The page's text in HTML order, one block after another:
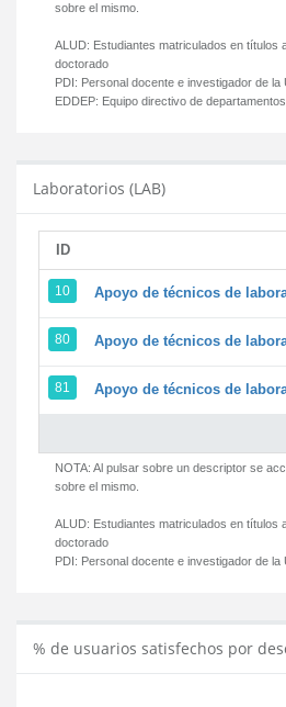
sobre el mismo.
ALUD: Estudiantes matriculados en títulos
doctorado
PDI: Personal docente e investigador de la
EDDEP: Equipo directivo de departamentos
Laboratorios (LAB)
ID
10 Apoyo de técnicos de
80 Apoyo de técnicos de
81 Apoyo de técnicos de
NOTA: Al pulsar sobre un descriptor se
sobre el mismo.
ALUD: Estudiantes matriculados en títulos
doctorado
PDI: Personal docente e investigador de la
% de usuarios satisfechos por